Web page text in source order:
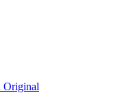
Original